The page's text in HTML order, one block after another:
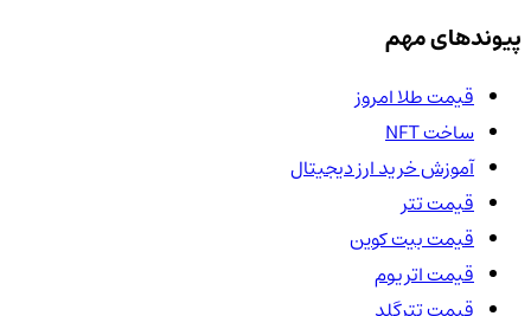
پیوندهای مهم
قیمت طلا امروز
ساخت NFT
آموزش خرید ارز دیجیتال
قیمت تتر
قیمت بیت کوین
قیمت اتریوم